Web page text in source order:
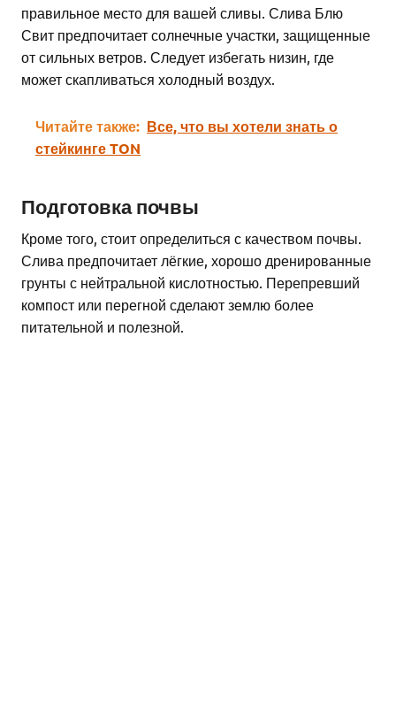
правильное место для вашей сливы. Слива Блю
Свит предпочитает солнечные участки, защищенные
от сильных ветров. Следует избегать низин, где
может скапливаться холодный воздух.
Читайте также: Все, что вы хотели знать о
стейкинге TON
Подготовка почвы
Кроме того, стоит определиться с качеством почвы.
Слива предпочитает лёгкие, хорошо дренированные
грунты с нейтральной кислотностью. Перепревший
компост или перегной сделают землю более
питательной и полезной.